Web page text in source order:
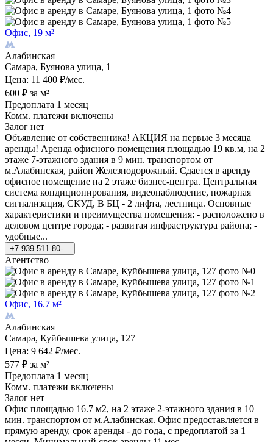
Офис, 19 м²
Алабинская
Самара, Буянова улица, 1
Цена: 11 400 ₽/мес.
600 ₽ за м²
Предоплата 1 месяц
Комм. платежи включены
Залог нет
Объявление от собственника! АКЦИЯ на первые 3 месяца
аренды! Аренда офисного помещения площадью 19 кв.м, на 2
этаже 7-этажного здания в 9 мин. транспортом от
м.Алабинская, район Железнодорожный. Сдается в аренду
офисное помещение на 2 этаже бизнес-центра. Центральная
система кондиционирования, видеонаблюдение, пожарная
сигнализация, СКУД, В БЦ - 2 лифта, лестница. Основные
характеристики и преимущества помещения: - расположено в
деловом центре города; - развитая инфраструктура района; -
удобные...
+7 939 511-80-...
Агентство
Офис, 16.7 м²
Алабинская
Самара, Куйбышева улица, 127
Цена: 9 642 ₽/мес.
577 ₽ за м²
Предоплата 1 месяц
Комм. платежи включены
Залог нет
Офис площадью 16.7 м2, на 2 этаже 2-этажного здания в 10
мин. транспортом от м.Алабинская. Офис предоставляется в
прямую аренду, срок аренды - до года, с предоплатой за 1